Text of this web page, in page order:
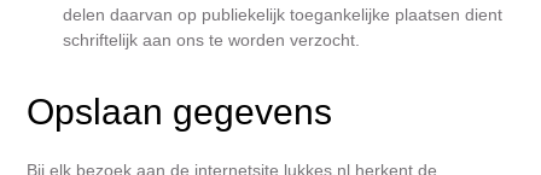
delen daarvan op publiekelijk toegankelijke plaatsen dient
schriftelijk aan ons te worden verzocht.
Opslaan gegevens
Bij elk bezoek aan de internetsite lukkes.nl herkent de